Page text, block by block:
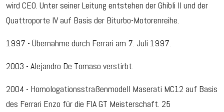
wird CEO. Unter seiner Leitung entstehen der Ghibli II und der
Quattroporte IV auf Basis der Biturbo-Motorenreihe.
1997 - Übernahme durch Ferrari am 7. Juli 1997.
2003 - Alejandro De Tomaso verstirbt.
2004 - Homologationsstraßenmodell Maserati MC12 auf Basis
des Ferrari Enzo für die FIA GT Meisterschaft. 25